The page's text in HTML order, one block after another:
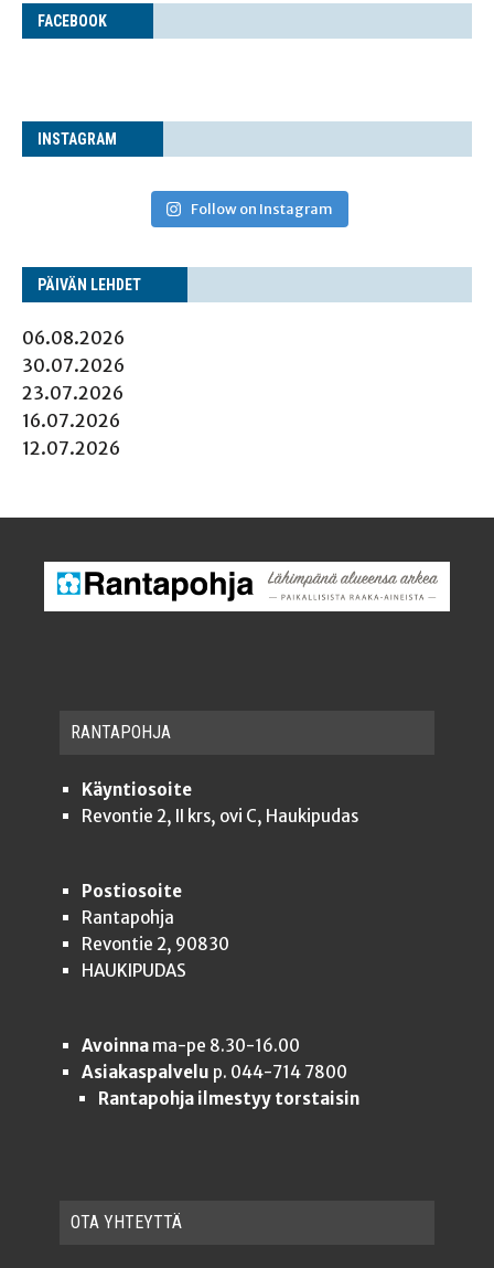
FACE­BOOK
INS­TA­GRAM
Follow on Instagram
PÄI­VÄN LEHDET
06.08.2026
30.07.2026
23.07.2026
16.07.2026
12.07.2026
RAN­TA­POH­JA
Käyntiosoite
Revontie 2, II krs, ovi C, Haukipudas
Postiosoite
Rantapohja
Revontie 2, 90830
HAUKIPUDAS
Avoinnama-pe 8.30-16.00
Asiakaspalvelu p. 044-714 7800
Rantapohja ilmestyy torstaisin
OTA YHTEYT­TÄ